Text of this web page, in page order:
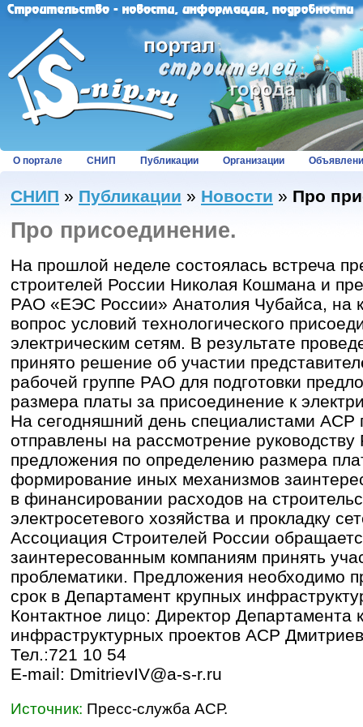
О портале СНИП Публикации Организации
СНИП » Публикации » Новости » Про
Про присоединение.
На прошлой неделе состоялась встреча
строителей России Николая Кошмана и
РАО «ЕЭС России» Анатолия Чубайса, на
вопрос условий технологического
электрическим сетям. В результате
принято решение об участии
рабочей группе РАО для подготовки
размера платы за присоединение к
На сегодняшний день специалистами АСР
отправлены на рассмотрение
предложения по определению размера
формирование иных механизмов
в финансировании расходов на
электросетевого хозяйства и прокладку
Ассоциация Строителей России
заинтересованным компаниям принять
проблематики. Предложения необходимо
срок в Департамент крупных
Контактное лицо: Директор Департамента
инфраструктурных проектов АСР
Тел.:721 10 54
E-mail: DmitrievIV@a-s-r.ru
Источник: Пресс-служба АСР.